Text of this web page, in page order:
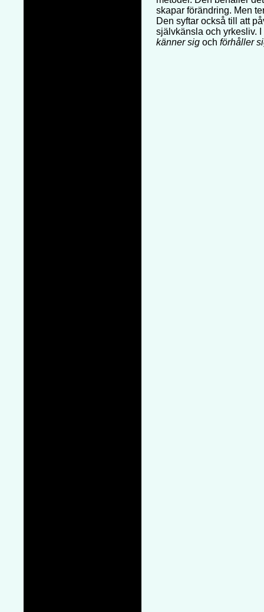
skapar förändring. Men
Den syftar också till att
självkänsla och yrkesliv.
känner sig och förhåller